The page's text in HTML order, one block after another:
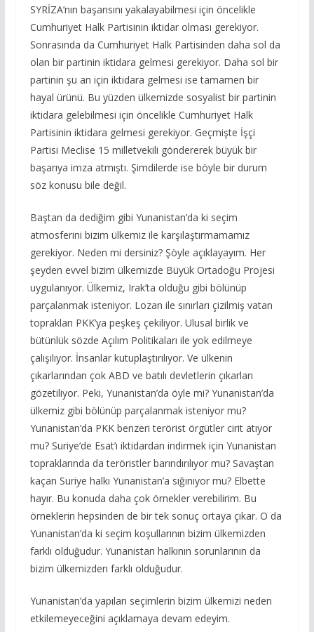
SYRİZA’nın başarısını yakalayabilmesi için öncelikle
Cumhuriyet Halk Partisinin iktidar olması gerekiyor.
Sonrasında da Cumhuriyet Halk Partisinden daha sol da
olan bir partinin iktidara gelmesi gerekiyor. Daha sol bir
partinin şu an için iktidara gelmesi ise tamamen bir
hayal ürünü. Bu yüzden ülkemizde sosyalist bir partinin
iktidara gelebilmesi için öncelikle Cumhuriyet Halk
Partisinin iktidara gelmesi gerekiyor. Geçmişte İşçi
Partisi Meclise 15 milletvekili göndererek büyük bir
başarıya imza atmıştı. Şimdilerde ise böyle bir durum
söz konusu bile değil.
Baştan da dediğim gibi Yunanistan’da ki seçim
atmosferini bizim ülkemiz ile karşılaştırmamamız
gerekiyor. Neden mi dersiniz? Şöyle açıklayayım. Her
şeyden evvel bizim ülkemizde Büyük Ortadoğu Projesi
uygulanıyor. Ülkemiz, Irak’ta olduğu gibi bölünüp
parçalanmak isteniyor. Lozan ile sınırları çizilmiş vatan
toprakları PKK’ya peşkeş çekiliyor. Ulusal birlik ve
bütünlük sözde Açılım Politikaları ile yok edilmeye
çalışılıyor. İnsanlar kutuplaştırılıyor. Ve ülkenin
çıkarlarından çok ABD ve batılı devletlerin çıkarları
gözetiliyor. Peki, Yunanistan’da öyle mi? Yunanistan’da
ülkemiz gibi bölünüp parçalanmak isteniyor mu?
Yunanistan’da PKK benzeri terörist örgütler cirit atıyor
mu? Suriye’de Esat’ı iktidardan indirmek için Yunanistan
topraklarında da teröristler barındırılıyor mu? Savaştan
kaçan Suriye halkı Yunanistan’a sığınıyor mu? Elbette
hayır. Bu konuda daha çok örnekler verebilirim. Bu
örneklerin hepsinden de bir tek sonuç ortaya çıkar. O da
Yunanistan’da ki seçim koşullarının bizim ülkemizden
farklı olduğudur. Yunanistan halkının sorunlarının da
bizim ülkemizden farklı olduğudur.
Yunanistan’da yapılan seçimlerin bizim ülkemizi neden
etkilemeyeceğini açıklamaya devam edeyim.